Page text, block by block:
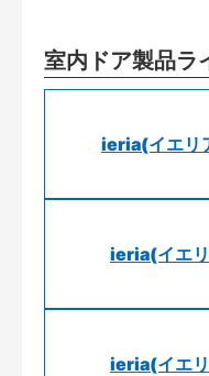
室内ドア製品ラ
ieria(イエリ
ieria(イエ
ieria(イエ